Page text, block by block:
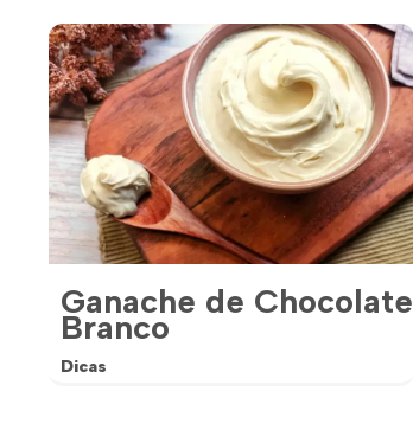
Ganache de Chocolate
Branco
Dicas